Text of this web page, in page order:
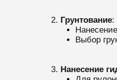
Грунтование:
Выбор
Нанесение